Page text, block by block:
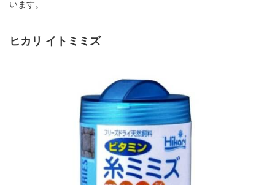
います。
ヒカリ イトミミズ